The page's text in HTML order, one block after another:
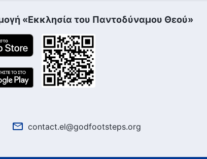
«Εκκλησία του Παντοδύναμου Θεού»
contact.el@godfootsteps.org